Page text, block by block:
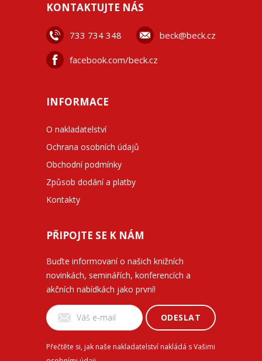
KONTAKTUJTE NÁS
733 734 348 beck@beck.cz
facebook.com/beck.cz
INFORMACE
O nakladatelství
Ochrana osobních údajů
Obchodní podmínky
Způsob dodání a platby
Kontakty
PŘIPOJTE SE K NÁM
Buďte informovaní o našich knižních
novinkách, seminářích, konferencích a
akčních nabídkách jako první!
ODESLAT
Přečtěte si, jak naše nakladatelství nakládá s Vašimi